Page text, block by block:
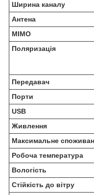
Ширина каналу
Антена
MIMO
Поляризація
Передавач
Порти
USB
Живлення
Максимальне
Робоча температура
Вологість
Стійкість до вітру